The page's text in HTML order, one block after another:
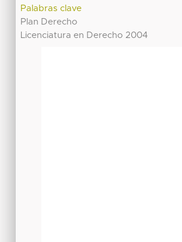
Palabras clave
Plan Derecho
Licenciatura en Derecho 2004